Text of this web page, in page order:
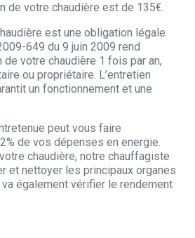
de votre chaudière est de 135€.
est une obligation légale.
649 du 9 juin 2009 rend
votre chaudière 1 fois par an,
ou propriétaire. L’entretien
un fonctionnement et une
peut vous faire
de vos dépenses en energie.
chaudière, notre chauffagiste
et nettoyer les principaux organes
également vérifier le rendement